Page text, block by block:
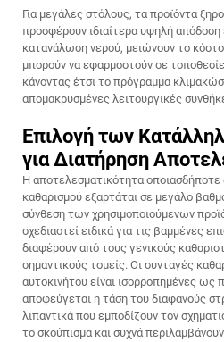
Για μεγάλες στόλους, τα προϊόντα
προσφέρουν ιδιαίτερα υψηλή
κατανάλωση νερού, μειώνουν το
μπορούν να εφαρμοστούν σε
κάνοντας έτσι το πρόγραμμα
απομακρυσμένες λειτουργικές
Επιλογή των
για Διατήρηση
Η αποτελεσματικότητα οποιασδήποτε
καθαρισμού εξαρτάται σε μεγάλο
σύνθεση των χρησιμοποιούμενων
σχεδιαστεί ειδικά για τις βαμμένες
διαφέρουν από τους γενικούς
σημαντικούς τομείς. Οι συνταγές
αυτοκινήτου είναι ισορροπημένες ως
αποφεύγεται η τάση του διαφανούς
λιπαντικά που εμποδίζουν τον
το σκούπισμα και συχνά